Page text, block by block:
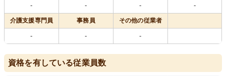
- - - -
介護支援専門員 事務員 その他の従業者
- - -
資格を有している従業員数